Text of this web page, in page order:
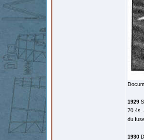
1929
70,4s.
du
1930